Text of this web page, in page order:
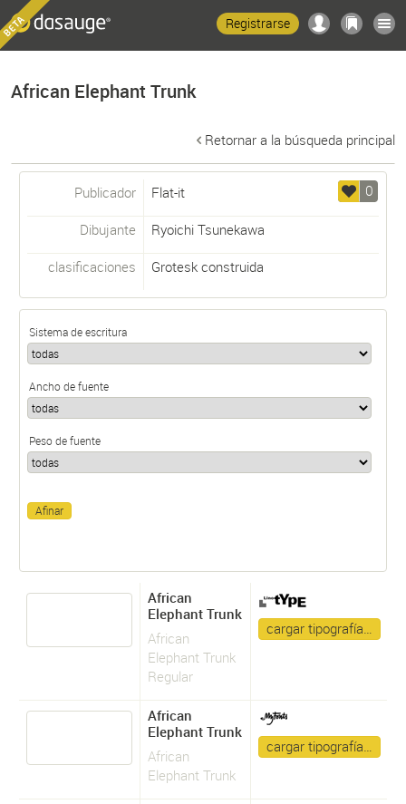
Registrarse
African Elephant Trunk
Retornar a la búsqueda principal
0
Publicador Flat-it
Dibujante Ryoichi Tsunekawa
clasificaciones Grotesk construida
Sistema de escritura
Ancho de fuente
Peso de fuente
African
Elephant Trunk
African
Elephant Trunk
Regular
cargar tipografía…
African
Elephant Trunk
African
Elephant Trunk
cargar tipografía…